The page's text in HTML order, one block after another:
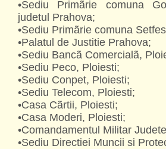
•Sediu Primãrie comuna
judetul Prahova;
•Sediu Primãrie comuna
•Palatul de Justitie Prahova;
•Sediu Bancã Comercialã,
•Sediu Peco, Ploiesti;
•Sediu Conpet, Ploiesti;
•Sediu Telecom, Ploiesti;
•Casa Cãrtii, Ploiesti;
•Casa Moderi, Ploiesti;
•Comandamentul Militar
•Sediu Directiei Muncii si